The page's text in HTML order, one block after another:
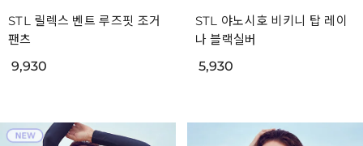
STL 릴렉스 벤트 루즈핏 조거
팬츠
9,930
STL 야노시호 비키니 탑 레이
나 블랙실버
5,930